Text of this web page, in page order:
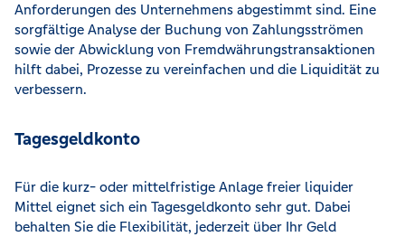
Anforderungen des Unternehmens abgestimmt sind. Eine
sorgfältige Analyse der Buchung von Zahlungsströmen
sowie der Abwicklung von Fremdwährungstransaktionen
hilft dabei, Prozesse zu vereinfachen und die Liquidität zu
verbessern.
Tagesgeldkonto
Für die kurz- oder mittelfristige Anlage freier liquider
Mittel eignet sich ein Tagesgeldkonto sehr gut. Dabei
behalten Sie die Flexibilität, jederzeit über Ihr Geld